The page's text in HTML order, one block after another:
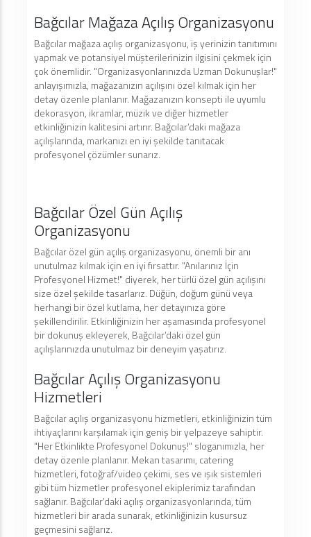
Bağcılar Mağaza Açılış Organizasyonu
Bağcılar mağaza açılış organizasyonu, iş yerinizin tanıtımını
yapmak ve potansiyel müşterilerinizin ilgisini çekmek için
çok önemlidir. "Organizasyonlarınızda Uzman Dokunuşlar!"
anlayışımızla, mağazanızın açılışını özel kılmak için her
detay özenle planlanır. Mağazanızın konsepti ile uyumlu
dekorasyon, ikramlar, müzik ve diğer hizmetler
etkinliğinizin kalitesini artırır. Bağcılar’daki mağaza
açılışlarında, markanızı en iyi şekilde tanıtacak
profesyonel çözümler sunarız.
Bağcılar Özel Gün Açılış
Organizasyonu
Bağcılar özel gün açılış organizasyonu, önemli bir anı
unutulmaz kılmak için en iyi fırsattır. "Anılarınız İçin
Profesyonel Hizmet!" diyerek, her türlü özel gün açılışını
size özel şekilde tasarlarız. Düğün, doğum günü veya
herhangi bir özel kutlama, her detayınıza göre
şekillendirilir. Etkinliğinizin her aşamasında profesyonel
bir dokunuş ekleyerek, Bağcılar’daki özel gün
açılışlarınızda unutulmaz bir deneyim yaşatırız.
Bağcılar Açılış Organizasyonu
Hizmetleri
Bağcılar açılış organizasyonu hizmetleri, etkinliğinizin tüm
ihtiyaçlarını karşılamak için geniş bir yelpazeye sahiptir.
"Her Etkinlikte Profesyonel Dokunuş!" sloganımızla, her
detay özenle planlanır. Mekan tasarımı, catering
hizmetleri, fotoğraf/video çekimi, ses ve ışık sistemleri
gibi tüm hizmetler profesyonel ekiplerimiz tarafından
sağlanır. Bağcılar’daki açılış organizasyonlarında, tüm
hizmetleri bir arada sunarak, etkinliğinizin kusursuz
geçmesini sağlarız.